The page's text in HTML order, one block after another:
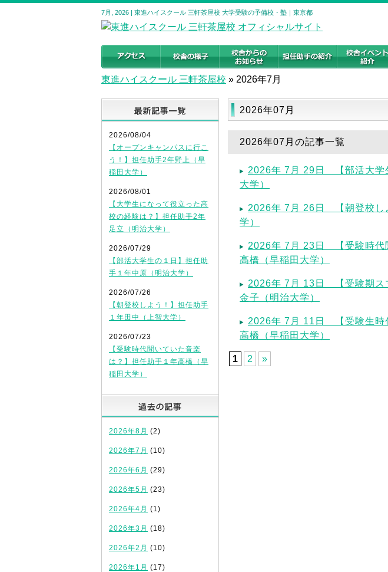
7月, 2026 | 東進ハイスクール 三軒茶屋校 大学受験の予備校・塾｜東京都
東進ハイスクール 三軒茶屋校 » 2026年7月
2026年07月
2026年07月の記事一覧
2026年 7月 29日 【部活大学
大学）
2026年 7月 26日 【朝登校し
学）
2026年 7月 23日 【受験時代
高橋（早稲田大学）
2026年 7月 13日 【受験期ス
金子（明治大学）
2026年 7月 11日 【受験生時
高橋（早稲田大学）
1 2 »
最新記事一覧
2026/08/04
【オープンキャンパスに行こ
う！】担任助手2年野上（早
稲田大学）
2026/08/01
【大学生になって役立った高
校の経験は？】担任助手2年
足立（明治大学）
2026/07/29
【部活大学生の１日】担任助
手１年中原（明治大学）
2026/07/26
【朝登校しよう！】担任助手
１年田中（上智大学）
2026/07/23
【受験時代聞いていた音楽
は？】担任助手１年高橋（早
稲田大学）
2026年8月 (2)
2026年7月 (10)
2026年6月 (29)
2026年5月 (23)
2026年4月 (1)
2026年3月 (18)
2026年2月 (10)
2026年1月 (17)